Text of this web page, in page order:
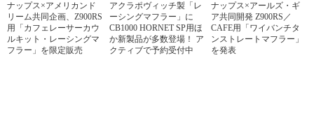
ナップス×アメリカンド
リーム共同企画、Z900RS
用「カフェレーサーカウ
ルキット・レーシングマ
フラー」を限定販売
アクラポヴィッチ製「レ
ーシングマフラー」に
CB1000 HORNET SP用ほ
か新製品が多数登場！ ア
クティブで予約受付中
ナップス×アールズ・ギ
ア共同開発 Z900RS／
CAFE用「ワイバンチタ
ンストレートマフラー」
を発表